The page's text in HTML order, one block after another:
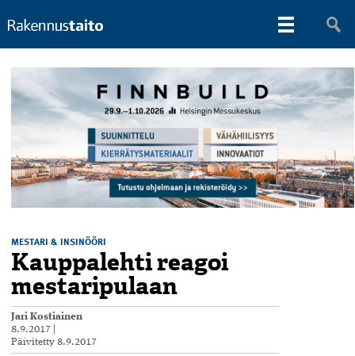
MESTARI & INSINÖÖRI
Kauppalehti reagoi
mestaripulaan
Jari Kostiainen
8.9.2017
Päivitetty 8.9.2017